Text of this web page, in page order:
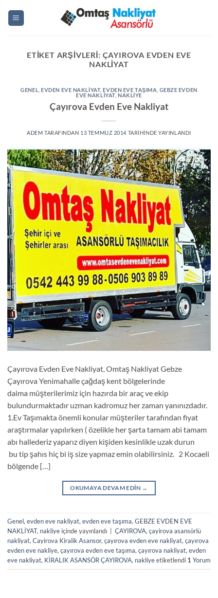
ETIKET ARŞIVLERI: ÇAYIROVA EVDEN EVE
NAKLIYAT
GENEL ,EVDEN EVE NAKLIYAT,EVDEN EVE TAŞIMA GEBZE EVDEN
EVE NAKLİYAT, NAKLIYE
Çayırova Evden Eve Nakliyat
ADEM TARAFINDAN 13 TEMMUZ 2014 TARIHINDE YAYINLANDI
Çayırova Evden Eve Nakliyat, Omtaş Nakliyat Gebze
Çayırova Yenimahalle çağdaş kent bölgelerinde
daima müşterilerimiz için hazırda bir araç ve ekip
bulundurmaktadır uzman kadromuz her zaman yanınızdadır.
1.Ev Taşımakta önemli konular müşteriler tarafından fiyat
araştırmalar yapılırken ( özelikle her şarta tamam abi tamam
abı hallederiz yaparız diyen kişiden kesinlikle uzak durun
bu tip şahıs hiç bi iş size yapmaz emin olabilirsiniz. 2 Kocaeli
bölgende […]
OKUMAYA DEVAM EDIN →
Genel, evden eve nakliyat, evden eve taşıma, GEBZE EVDEN EVE
NAKLİYAT, nakliye içinde yayınlandı ÇAYIROVA, çayirova asansörlü
nakliyat, Cayirova Kiralik Asansor, çayırova evden eve nakliyat, çayırova
evden eve nakliye, çayırova evden eve taşıma, çayırova nakliyat, evden
eve nakliyat, KİRALIK ASANSÖR ÇAYIROVA, nakliyeetiketlendi 1 Yorum